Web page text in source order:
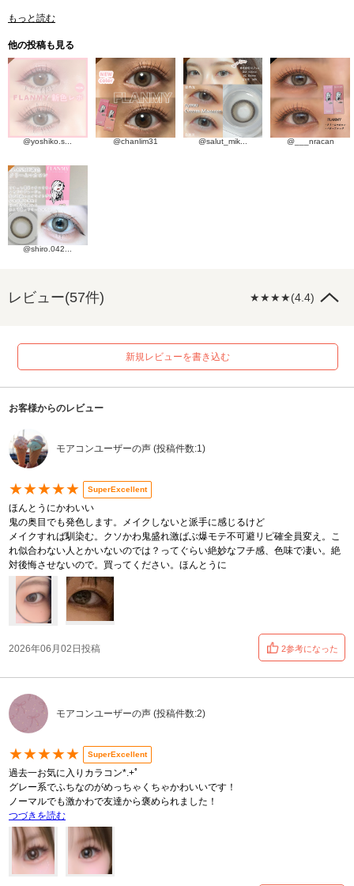
もっと読む
他の投稿も見る
@yoshiko.s... @chanlim31 @salut_mik... @___nracan
@shiro.042...
レビュー(57件) ★★★★(4.4)
新規レビューを書き込む
お客様からのレビュー
モアコンユーザーの声 (投稿件数:1)
★★★★★ SuperExcellent
ほんとうにかわいい
鬼の奥目でも発色します。メイクしないと派手に感じるけど
メイクすれば馴染む。クソかわ鬼盛れ激ばぶ爆モテ不可避リピ確全員変え。こ
れ似合わない人とかいないのでは？ってぐらい絶妙なフチ感、色味で凄い。絶
対後悔させないので。買ってください。ほんとうに
2026年06月02日投稿 2参考になった
モアコンユーザーの声 (投稿件数:2)
★★★★★ SuperExcellent
過去一お気に入りカラコン*.+ﾟ
グレー系でふちなのがめっちゃくちゃかわいいです！
ノーマルでも激かわで友達から褒められました！
つづきを読む